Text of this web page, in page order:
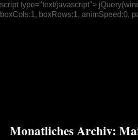
script type="text/javascript">
boxCols:1, boxRows:1, animSpeed:0,
Monatliches Archiv: